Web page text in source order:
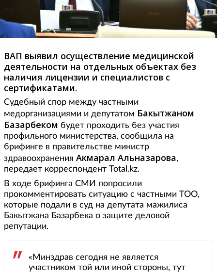
ВАП выявил осуществление медицинской
деятельности на отдельных объектах без
наличия лицензии и специалистов с
сертификатами.
Судебный спор между частными
медорганизациями и депутатом Бакытжаном
Базарбеком будет проходить без участия
профильного министерства, сообщила на
брифинге в правительстве министр
здравоохранения Акмарал Альназарова,
передает корреспондент Total.kz.
В ходе брифинга СМИ попросили
прокомментировать ситуацию с частными ТОО,
которые подали в суд на депутата мажилиса
Бакытжана Базарбека о защите деловой
репутации.
«Минздрав сегодня не является
участником той или иной стороны, тут